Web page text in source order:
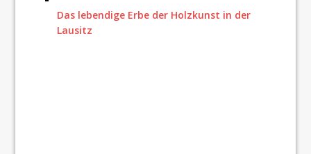
Das lebendige Erbe der Holzkunst in der
Lausitz